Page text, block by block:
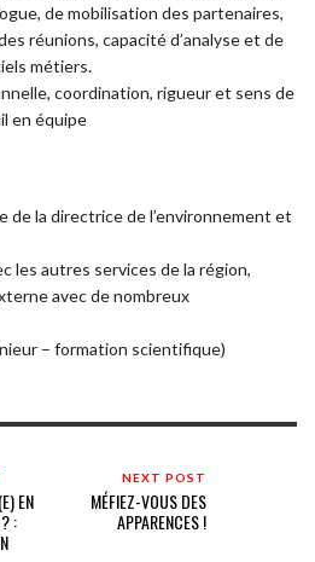
de mobilisation des partenaires,
réunions, capacité d’analyse et de
métiers.
coordination, rigueur et sens de
en équipe
de la directrice de l’environnement et
les autres services de la région,
avec de nombreux
– formation scientifique)
EN
:
NEXT POST
MÉFIEZ-VOUS DES
APPARENCES !